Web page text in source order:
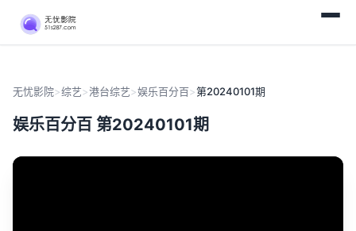
无忧影院>综艺>港台综艺>娱乐百分百>第20240101期
娱乐百分百 第20240101期